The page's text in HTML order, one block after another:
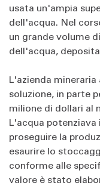
usata un'ampia
dell'acqua. Nel
un grande volume
dell'acqua,
L'azienda
soluzione, in parte
milione di dollari al
L'acqua
proseguire la
esaurire lo
conforme alle
valore è stato